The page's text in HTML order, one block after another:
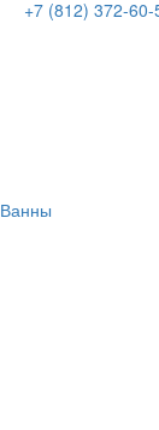
+7 (812) 372-60-
Ванны